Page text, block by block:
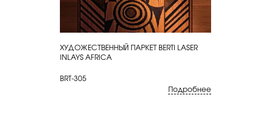
КУПИТЬ
ХУДОЖЕСТВЕННЫЙ ПАРКЕТ BERTI LASER
INLAYS AFRICA
BRT-305
Подробнее